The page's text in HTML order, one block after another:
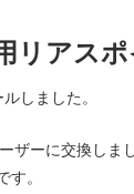
リアス
しました。
ザーに交換しまし
。